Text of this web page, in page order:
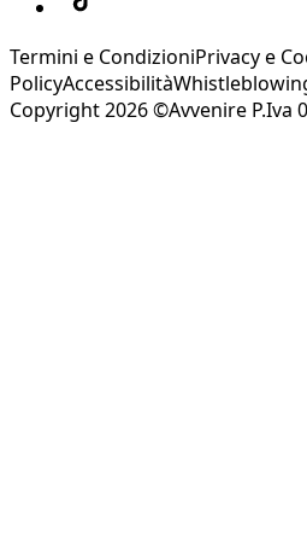
Termini e CondizioniPrivacy e
PolicyAccessibilità
Copyright 2026 ©Avvenire P.Iva